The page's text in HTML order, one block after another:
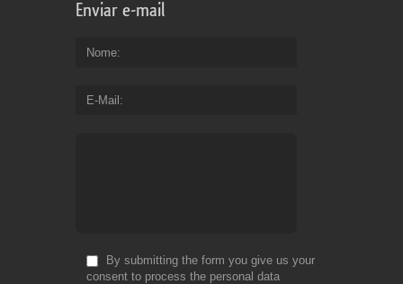
Enviar e-mail
Nome
E-Mail
By submitting the form you give us your
consent to process the personal data